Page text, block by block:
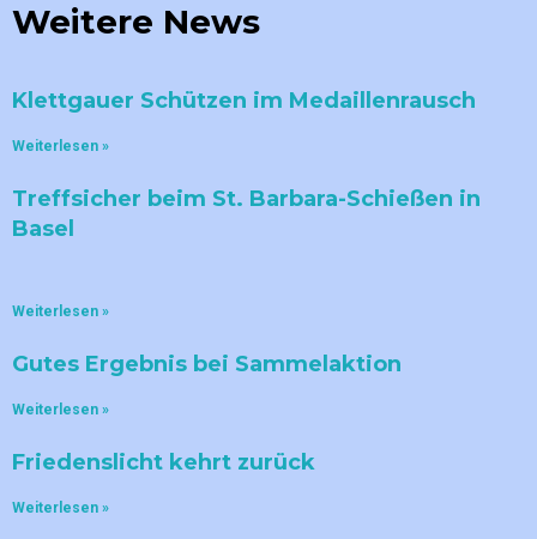
Weitere News
Klettgauer Schützen im Medaillenrausch
Weiterlesen »
Treffsicher beim St. Barbara-Schießen in
Basel
Weiterlesen »
Gutes Ergebnis bei Sammelaktion
Weiterlesen »
Friedenslicht kehrt zurück
Weiterlesen »